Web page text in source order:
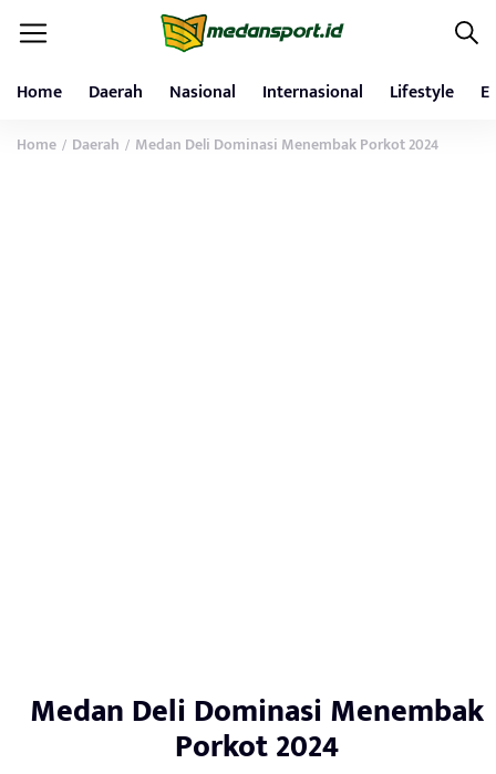
Home Daerah Nasional Internasional Lifestyle
Home / Daerah / Medan Deli Dominasi Menembak Porkot 2024
Medan Deli Dominasi Menembak
Porkot 2024